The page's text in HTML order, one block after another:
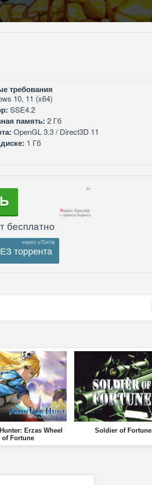
требования
10, 11 (x64)
SSE4.2
память: 2 Гб
OpenGL 3.3 / Direct3D 11
1 Гб
бесплатно
торрента
Erzas Wheel
of Fortune
Soldier of Fortune